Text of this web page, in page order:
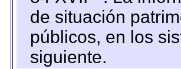
de situación
públicos, en los
siguiente.